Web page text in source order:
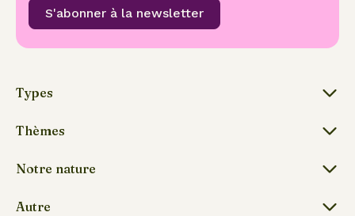
S'abonner à la newsletter
Types
Thèmes
Notre nature
Autre